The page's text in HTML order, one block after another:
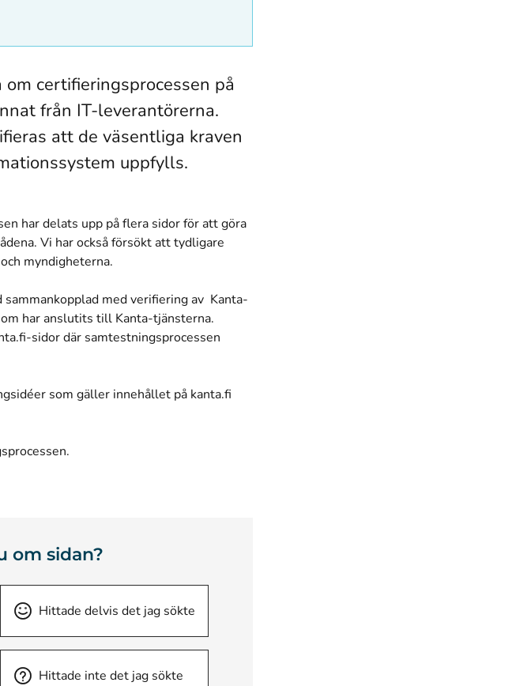
certifieringsprocessen på
från IT-leverantörerna.
att de väsentliga kraven
uppfylls.
har delats upp på flera sidor för att göra
Vi har också försökt att tydligare
myndigheterna.
med verifiering av Kanta-
har anslutits till Kanta-tjänsterna.
sidor där samtestningsprocessen
som gäller innehållet på kanta.fi
.
om sidan?
Hittade delvis det jag sökte
Hittade inte det jag sökte